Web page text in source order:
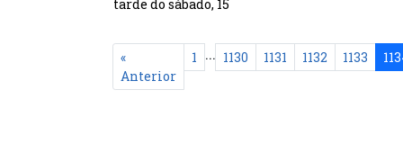
tarde do sábado, 15
«
Anterior
1 ... 1130 1131 1132 1133